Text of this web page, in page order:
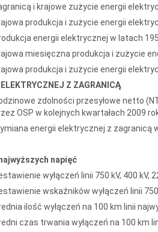
i krajowe zużycie energii
produkcja i zużycie energii
energii elektrycznej w latach
miesięczna produkcja i zużycie
produkcja i zużycie energii
Z ZAGRANICĄ
zdolności przesyłowe netto
OSP w kolejnych kwartałach 2009
energii elektrycznej z zagranicą
napięć
wyłączeń linii 750 kV, 400 kV,
wskaźników wyłączeń linii
ilość wyłączeń na 100 km linii
czas trwania wyłączeń na 100 km